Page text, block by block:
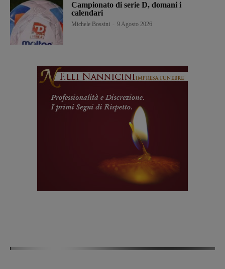
Campionato di serie D, domani i
calendari
Michele Bossini 9 Agosto 2026